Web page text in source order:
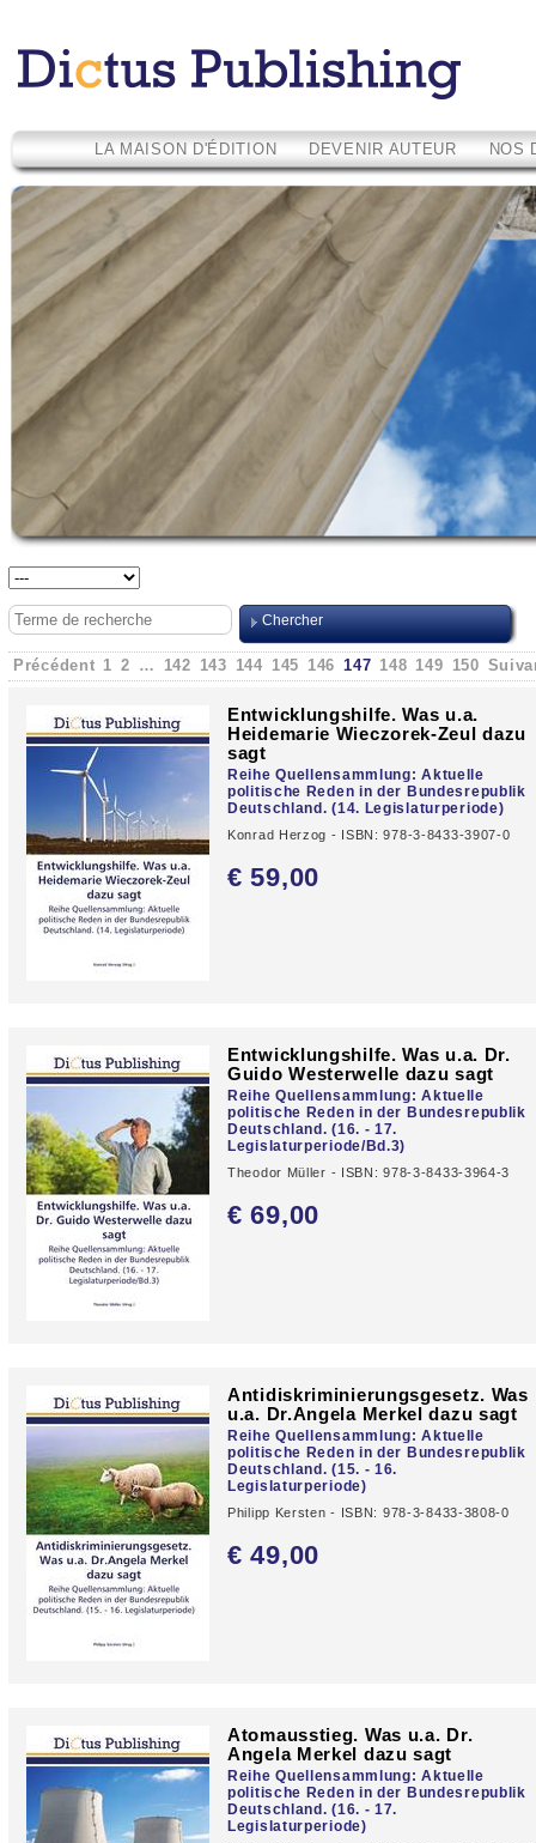
LA MAISON D'ÉDITION DEVENIR AUTEUR NOS
Précédent 1 2 … 142 143 144 145 146 147 148 149 150
Entwicklungshilfe. Was u.a.
Heidemarie Wieczorek-Zeul dazu
sagt
Reihe Quellensammlung: Aktuelle
politische Reden in der Bundesrepublik
Deutschland. (14. Legislaturperiode)
Konrad Herzog - ISBN: 978-3-8433-3907-0
€ 59,00
Entwicklungshilfe. Was u.a. Dr.
Guido Westerwelle dazu sagt
Reihe Quellensammlung: Aktuelle
politische Reden in der Bundesrepublik
Deutschland. (16. - 17.
Legislaturperiode/Bd.3)
Theodor Müller - ISBN: 978-3-8433-3964-3
€ 69,00
Antidiskriminierungsgesetz. Was
u.a. Dr.Angela Merkel dazu sagt
Reihe Quellensammlung: Aktuelle
politische Reden in der Bundesrepublik
Deutschland. (15. - 16.
Legislaturperiode)
Philipp Kersten - ISBN: 978-3-8433-3808-0
€ 49,00
Atomausstieg. Was u.a. Dr.
Angela Merkel dazu sagt
Reihe Quellensammlung: Aktuelle
politische Reden in der Bundesrepublik
Deutschland. (16. - 17.
Legislaturperiode)